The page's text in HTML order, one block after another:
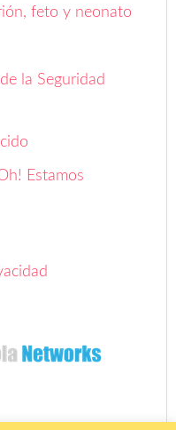
feto y neonato
la Seguridad
Estamos